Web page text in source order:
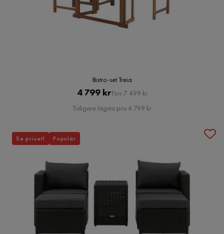
Bistro-set Treia
Pris
4 799 krOriginal
Pris
Förr 7 499 kr
Tidigare lägsta pris 4 799 kr
Se priset! Populär